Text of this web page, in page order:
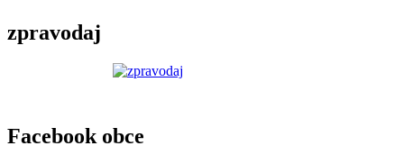
zpravodaj
Facebook obce